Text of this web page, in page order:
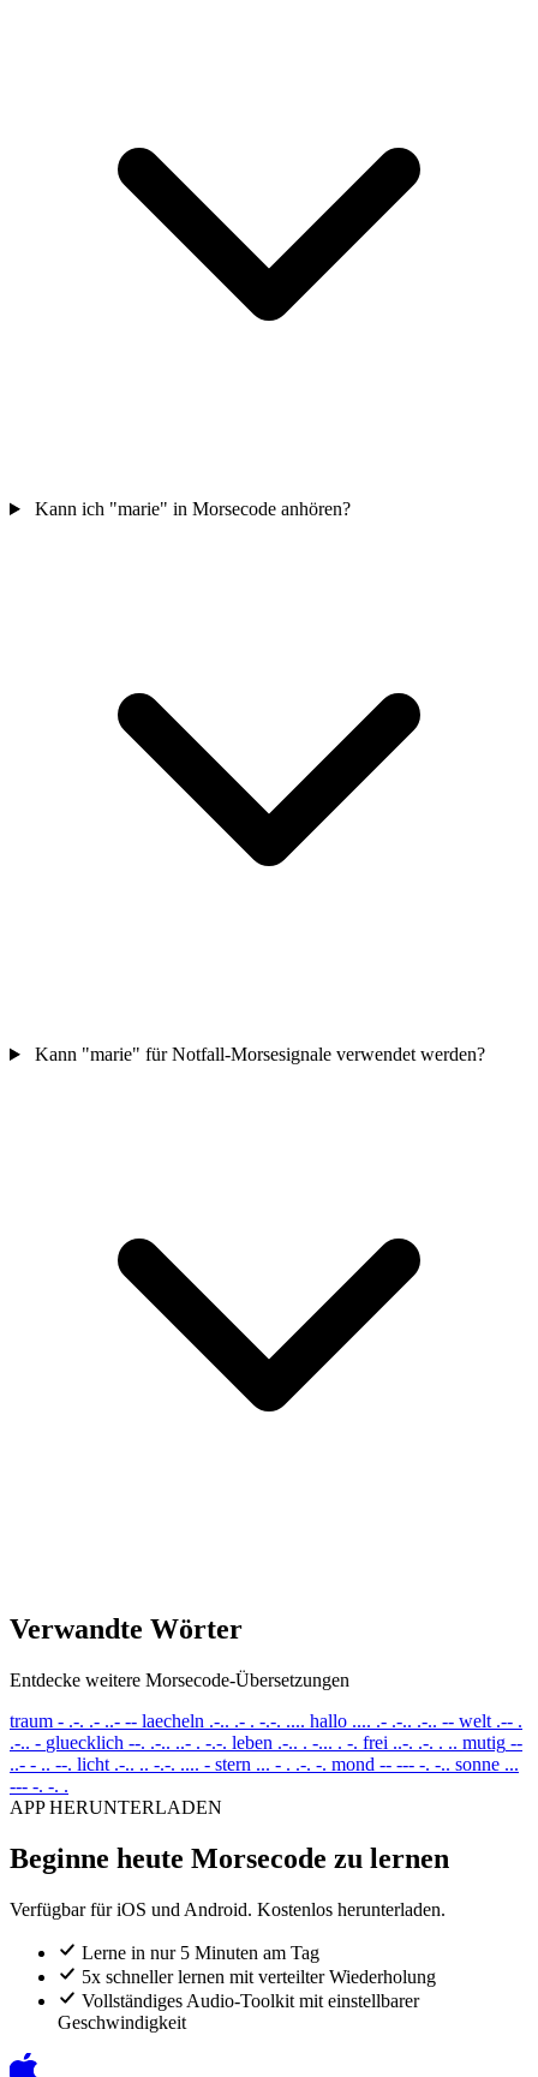
Kann ich "marie" in Morsecode anhören?
Kann "marie" für Notfall-Morsesignale verwendet werden?
Verwandte Wörter
Entdecke weitere Morsecode-Übersetzungen
traum - .-. .- ..- -- laecheln .-.. .- . -.-. .... hallo .... .- .-.. .-.. -- welt .-- .
.-.. - gluecklich --. .-.. ..- . -.-. leben .-.. . -... . -. frei ..-. .-. . .. mutig --
..- - .. --. licht .-.. .. -.-. .... - stern ... - . .-. -. mond -- --- -. -.. sonne ...
--- -. -. .
APP HERUNTERLADEN
Beginne heute Morsecode zu lernen
Verfügbar für iOS und Android. Kostenlos herunterladen.
Lerne in nur 5 Minuten am Tag
5x schneller lernen mit verteilter Wiederholung
Vollständiges Audio-Toolkit mit einstellbarer
Geschwindigkeit